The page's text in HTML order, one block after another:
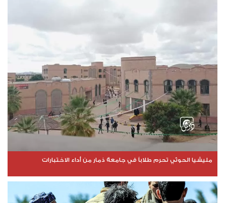
مليشيا الحوثي تحرم طلاباً في جامعة ذمار من أداء الاختبارات